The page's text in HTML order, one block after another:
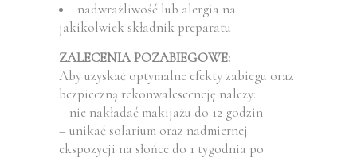
nadwrażliwość lub alergia na
jakikolwiek składnik preparatu
ZALECENIA POZABIEGOWE:
Aby uzyskać optymalne efekty zabiegu oraz
bezpieczną rekonwalescencję należy:
– nie nakładać makijażu do 12 godzin
– unikać solarium oraz nadmiernej
ekspozycji na słońce do 1 tygodnia po